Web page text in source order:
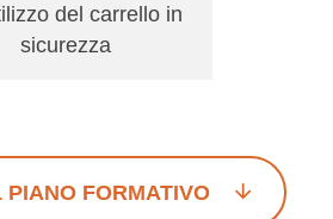
del carrello in
sicurezza
PIANO FORMATIVO